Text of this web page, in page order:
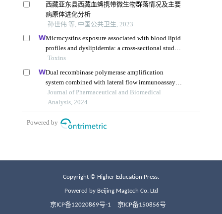
Copyright © Higher Education Press.
Powered by Beijing Magtech Co. Ltd
京ICP备12020869号-1 京ICP备150856号